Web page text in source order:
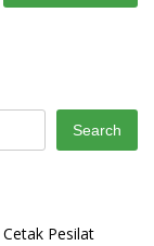
Search
Pesilat